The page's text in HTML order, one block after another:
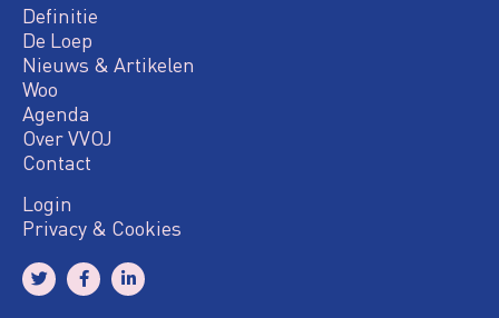
Definitie
De Loep
Nieuws & Artikelen
Woo
Agenda
Over VVOJ
Contact
Login
Privacy & Cookies